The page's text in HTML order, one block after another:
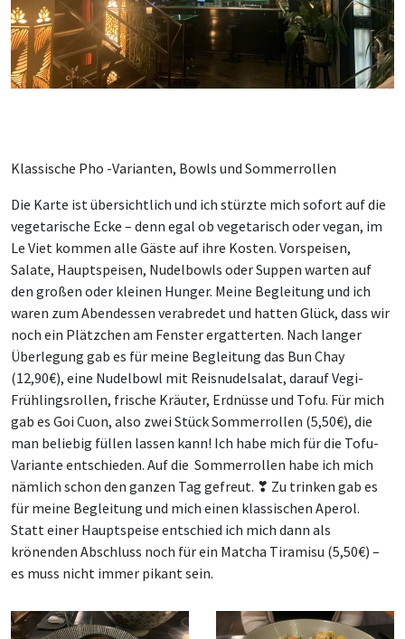
Klassische Pho -Varianten, Bowls und Sommerrollen
Die Karte ist übersichtlich und ich stürzte mich sofort auf die
vegetarische Ecke – denn egal ob vegetarisch oder vegan, im
Le Viet kommen alle Gäste auf ihre Kosten. Vorspeisen,
Salate, Hauptspeisen, Nudelbowls oder Suppen warten auf
den großen oder kleinen Hunger. Meine Begleitung und ich
waren zum Abendessen verabredet und hatten Glück, dass wir
noch ein Plätzchen am Fenster ergatterten. Nach langer
Überlegung gab es für meine Begleitung das Bun Chay
(12,90€), eine Nudelbowl mit Reisnudelsalat, darauf Vegi-
Frühlingsrollen, frische Kräuter, Erdnüsse und Tofu. Für mich
gab es Goi Cuon, also zwei Stück Sommerrollen (5,50€), die
man beliebig füllen lassen kann! Ich habe mich für die Tofu-
Variante entschieden. Auf die Sommerrollen habe ich mich
nämlich schon den ganzen Tag gefreut. ❣ Zu trinken gab es
für meine Begleitung und mich einen klassischen Aperol.
Statt einer Hauptspeise entschied ich mich dann als
krönenden Abschluss noch für ein Matcha Tiramisu (5,50€) –
es muss nicht immer pikant sein.